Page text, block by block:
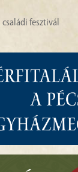
családi fesztivál